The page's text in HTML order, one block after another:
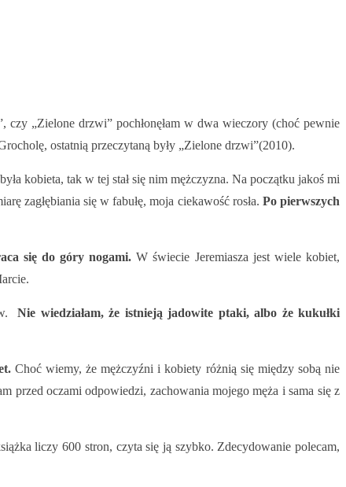
„Zielone drzwi” pochłonęłam w dwa wieczory (choć pewnie
ostatnią przeczytaną były „Zielone drzwi”(2010).
kobieta, tak w tej stał się nim mężczyzna. Na początku jakoś mi
zagłębiania się w fabułę, moja ciekawość rosła. Po pierwszych
się do góry nogami. W świecie Jeremiasza jest wiele kobiet,
Nie wiedziałam, że istnieją jadowite ptaki, albo że kukułki
Choć wiemy, że mężczyźni i kobiety różnią się między sobą nie
przed oczami odpowiedzi, zachowania mojego męża i sama się z
liczy 600 stron, czyta się ją szybko. Zdecydowanie polecam,